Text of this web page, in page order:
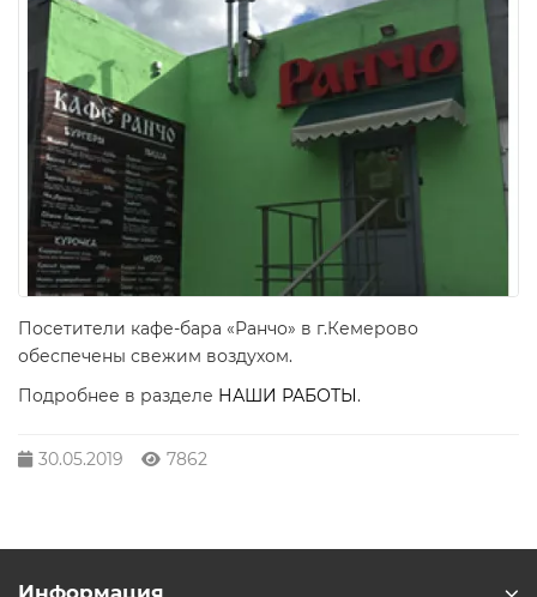
Посетители кафе-бара «Ранчо» в г.Кемерово
обеспечены свежим воздухом.
Подробнее в разделе НАШИ РАБОТЫ.
30.05.2019 7862
Информация